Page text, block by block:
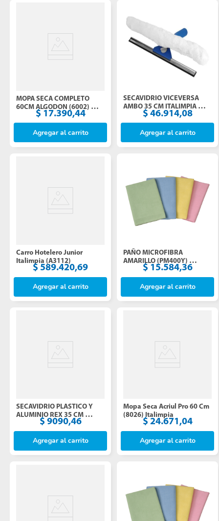
MOPA SECA COMPLETO
60CM ALGODON (6002)
(2002)$ 17.390,44
Agregar al carrito
SECAVIDRIO VICEVERSA
AMBO 35 CM ITALIMPIA
(9055)$ 46.914,08
Agregar al carrito
Carro Hotelero Junior
Italimpia (A3112)
$ 589.420,69
Agregar al carrito
PAÑO MICROFIBRA
AMARILLO (PM400Y)
ITALIMPIA (4005)
$ 15.584,36
Agregar al carrito
SECAVIDRIO PLASTICO Y
ALUMINIO REX 35 CM
ITALIMPIA (9059)
$ 9090,46
Agregar al carrito
Mopa Seca Acriul Pro 60 Cm
(8026) Italimpia
$ 24.671,04
Agregar al carrito